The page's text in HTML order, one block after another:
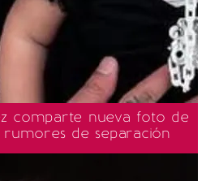
comparte nueva foto de
de separación